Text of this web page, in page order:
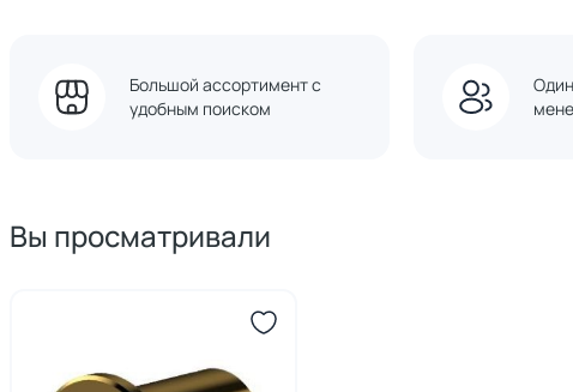
Большой ассортимент с
удобным поиском
Вы просматривали